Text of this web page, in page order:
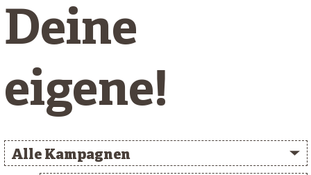
Deine
eigene!
Alle Kampagnen